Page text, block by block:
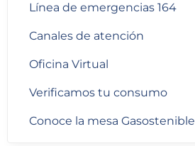
Línea de emergencias 164
Canales de atención
Oficina Virtual
Verificamos tu consumo
Conoce la mesa Gasostenible